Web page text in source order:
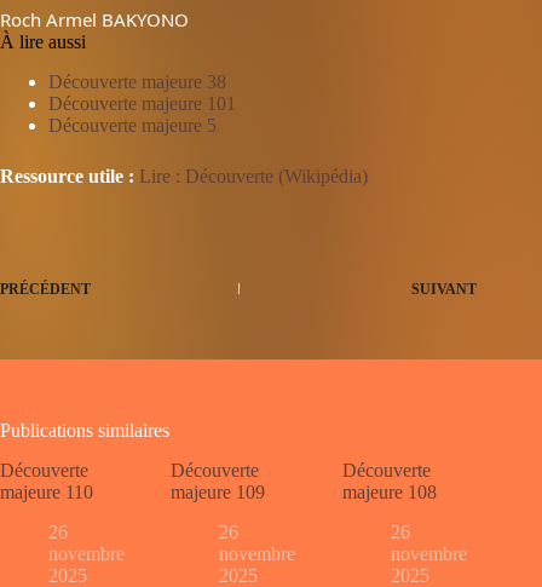
Roch Armel BAKYONO
À lire aussi
Découverte majeure 38
Découverte majeure 101
Découverte majeure 5
Ressource utile : Lire : Découverte (Wikipédia)
PRÉCÉDENT SUIVANT
Publications similaires
Découverte
majeure 110
26
novembre
2025
Découverte
majeure 109
26
novembre
2025
Découverte
majeure 108
26
novembre
2025